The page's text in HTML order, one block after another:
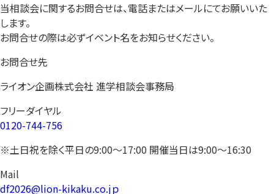
当相談会に関するお問合せは、電話またはメールにてお願いいた
します。
お問合せの際は必ずイベント名をお知らせください。
お問合せ先
ライオン企画株式会社 進学相談会事務局
フリーダイヤル
0120-744-756
※土日祝を除く平日の9:00〜17:00 開催当日は9:00〜16:30
Mail
df2026@lion-kikaku.co.jｐ